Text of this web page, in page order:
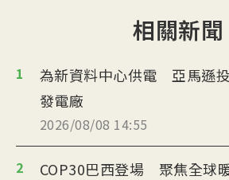
相關新聞
1
為新資料中心供電 亞馬遜
發電廠
2026/08/08 14:55
2 COP30巴西登場 聚焦全球